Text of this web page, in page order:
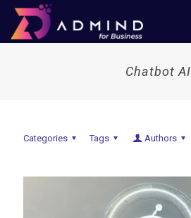
Chatbot AI
Categories Tags Authors